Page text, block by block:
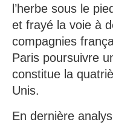
l’herbe sous le
et frayé la voie à
compagnies
Paris poursuivre
constitue la
Unis.
En dernière